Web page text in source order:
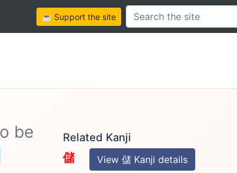
☕ Support the siteSearch this site
be
Related Kanji
儲 View 儲 Kanji details